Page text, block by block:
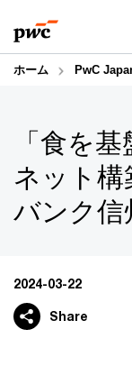
to
content
to
footer
ホーム PwC
「食を
ネット構
バンク信
2024-03-22
Share